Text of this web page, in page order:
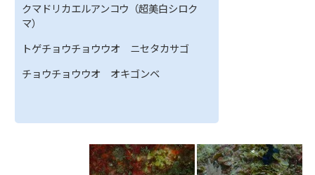
クマドリカエルアンコウ（超美白シロク
マ）
トゲチョウチョウウオ ニセタカサゴ
チョウチョウウオ オキゴンベ